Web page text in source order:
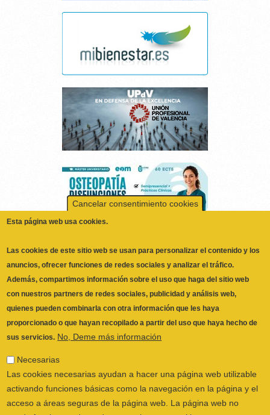
ILUSTRE COLEGIO OFICIAL DE
FISIOTERAPEUTAS DE LA COMUNIDAD
VALENCIANA
© 2026
POLÍTICA PRIVACIDAD|AVISO LEGAL|
POLÍTICA DE COOKIES|CANAL DEL
INFORMANTE
Cancelar consentimiento cookies
Esta página web usa cookies.
Además, compartimos información sobre el uso que haga del sitio web
con nuestros partners de redes sociales, publicidad y análisis web,
quienes pueden combinarla con otra información que les haya
proporcionado o que hayan recopilado a partir del uso que haya hecho de
Necesarias
Las cookies necesarias ayudan a hacer una página web utilizable